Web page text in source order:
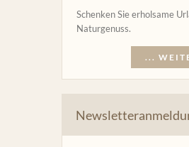
Schenken Sie erholsame
Naturgenuss.
...